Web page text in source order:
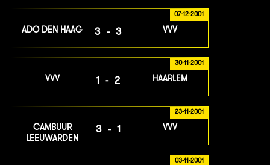
07-12-2001
ADO DEN HAAG 3-3 VVV
30-11-2001
VVV 1-2 HAARLEM
23-11-2001
CAMBUUR
LEEUWARDEN
3-1 VVV
03-11-2001